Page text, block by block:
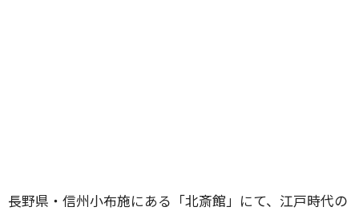
長野県・信州小布施にある「北斎館」にて、江戸時代の